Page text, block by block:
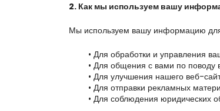
2. Как мы используем вашу
Мы используем вашу информацию
Для обработки и управления
Для общения с вами по поводу
Для улучшения нашего веб-
Для отправки рекламных
Для соблюдения юридических